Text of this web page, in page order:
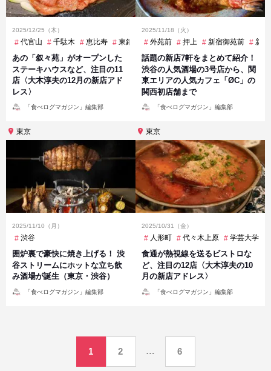
2025/12/25（木）
代官山 千駄木 恵比寿 東銀座 永田町 浅草橋 渋谷 表参道
あの「叙々苑」がオープンした
ステーキハウスなど、注目の11
店〈大木淳夫の12月の新店アド
レス〉
「食べログマガジン」編集部
2025/11/18（火）
外苑前 押上 新宿御苑前 新
話題の新店7軒をまとめて紹介！
渋谷の人気酒場の3号店から、関
東エリアの人気カフェ「ØC」の
関西初店舗まで
「食べログマガジン」編集部
東京
2025/11/10（月）
渋谷
囲炉裏で豪快に焼き上げる！ 渋
谷ストリームにホットな立ち飲
み酒場が誕生（東京・渋谷）
「食べログマガジン」編集部
東京
2025/10/31（金）
人形町 代々木上原 学芸大学
食通が熱視線を送るビストロな
ど、注目の12店〈大木淳夫の10
月の新店アドレス〉
「食べログマガジン」編集部
1 2 … 6